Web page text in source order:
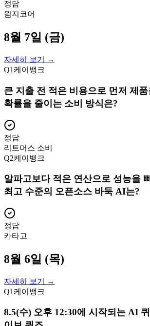
정답
윔지코어
8월 7일 (금)
자세히 보기 →
Q1 케이뱅크
큰 지출 전 적은 비용으로 먼저 제품
확률을 줄이는 소비 방식은?
정답
리트머스 소비
Q2케이뱅크
알파고보다 적은 연산으로 성능을
최고 수준의 오픈소스 바둑 AI는?
정답
카타고
8월 6일 (목)
자세히 보기 →
Q1 케이뱅크
8.5(수) 오후 12:30에 시작되는 AI